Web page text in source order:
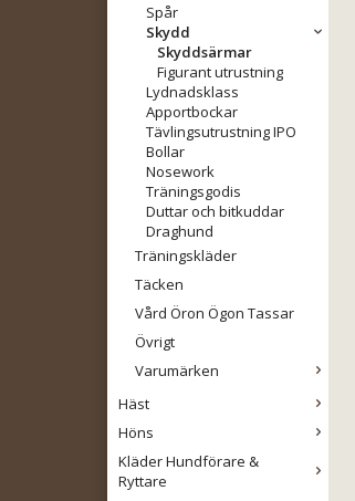
Spår
Skydd
Skyddsärmar
Figurant utrustning
Lydnadsklass
Apportbockar
Tävlingsutrustning IPO
Bollar
Nosework
Träningsgodis
Duttar och bitkuddar
Draghund
Träningskläder
Täcken
Vård Öron Ögon Tassar
Övrigt
Varumärken
Häst
Höns
Kläder Hundförare &
Ryttare